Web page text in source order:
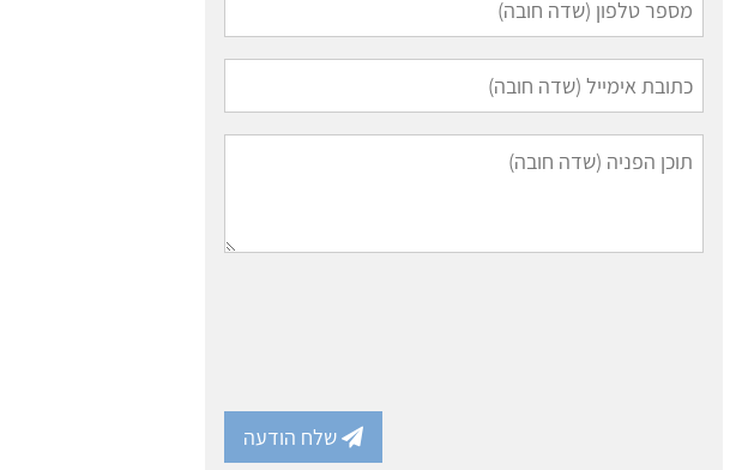
שלח הודעה